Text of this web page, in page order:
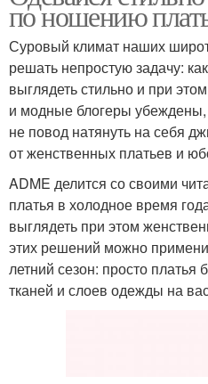
по ношению
Суровый климат наших
решать непростую задачу:
выглядеть стильно и при
и модные блогеры
не повод натянуть на себя
от женственных платьев и
ADME делится со своими
платья в холодное время
выглядеть при этом
этих решений можно
летний сезон: просто платья
тканей и слоев одежды на